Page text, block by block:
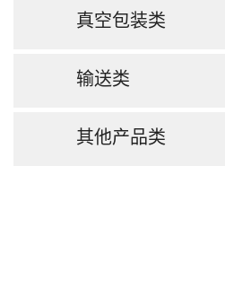
真空包装类
输送类
其他产品类